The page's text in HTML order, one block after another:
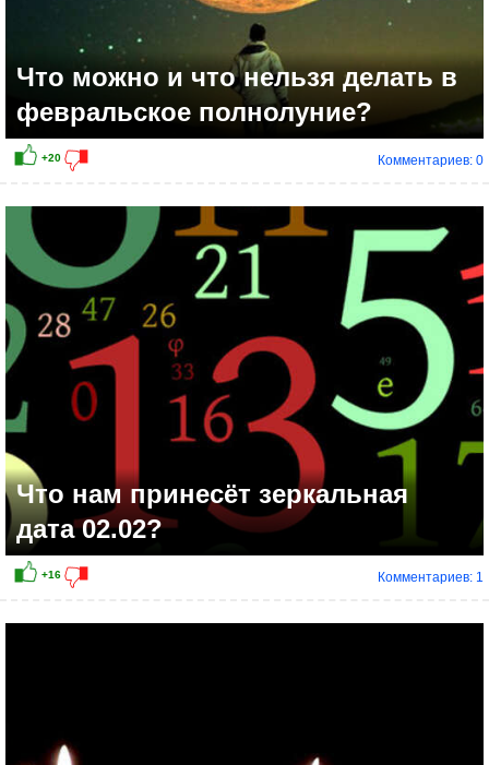
+13
Что можно и что нельзя делать в
февральское полнолуние?
Комментариев: 0
Что нам принесёт зеркальная
дата 02.02?
Комментариев: 1